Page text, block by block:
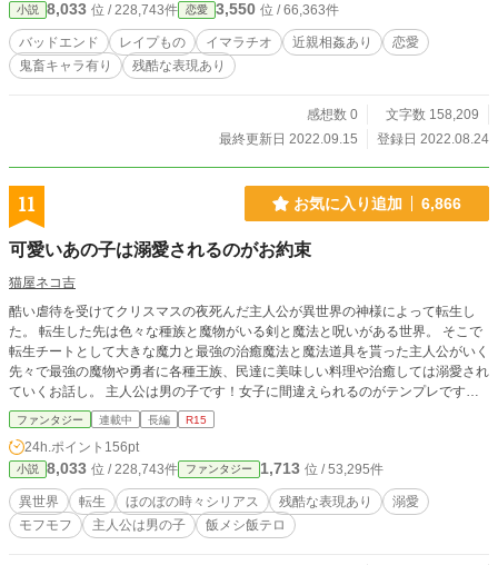
小説 8,033 位 / 228,743件 恋愛 3,550 位 / 66,363件
バッドエンド レイプもの イマラチオ 近親相姦あり
恋愛
鬼畜キャラ有り
残酷な表現あり
感想数 0
文字数 158,209
最終更新日 2022.09.15
登録日 2022.08.24
11 お気に入り追加 6,866
可愛いあの子は溺愛されるのがお約束
猫屋ネコ吉
酷い虐待を受けてクリスマスの夜死んだ主人公が異世界の神様によって転生し
た。 転生した先は色々な種族と魔物がいる剣と魔法と呪いがある世界。 そこで
転生チートとして大きな魔力と最強の治癒魔法と魔法道具を貰った主人公がいく
先々で最強の魔物や勇者に各種王族、民達に美味しい料理や治癒しては溺愛され
ていくお話し。 主人公は男の子です！女子に間違えられるのがテンプレですけ
ど結構男前な性格かな？ 結構テンプレです。
ファンタジー 連載中 長編 R15
24h.ポイント 156pt
小説 8,033 位 / 228,743件 ファンタジー 1,713 位 / 53,295件
異世界 転生 ほのぼの時々シリアス 残酷な表現あり
溺愛
モフモフ
主人公は男の子 飯メシ飯テロ